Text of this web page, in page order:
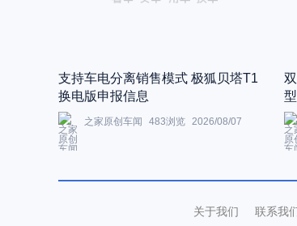
支持车电分离销售模式 极狐贝塔T1
换电版申报信息
之家原创车闻 483浏览 2026/08/07
关于我们 联系我